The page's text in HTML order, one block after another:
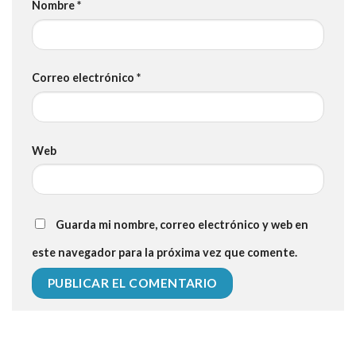
Nombre*
Correo electrónico *
Web
Guarda mi nombre, correo electrónico y web en
este navegador para la próxima vez que comente.